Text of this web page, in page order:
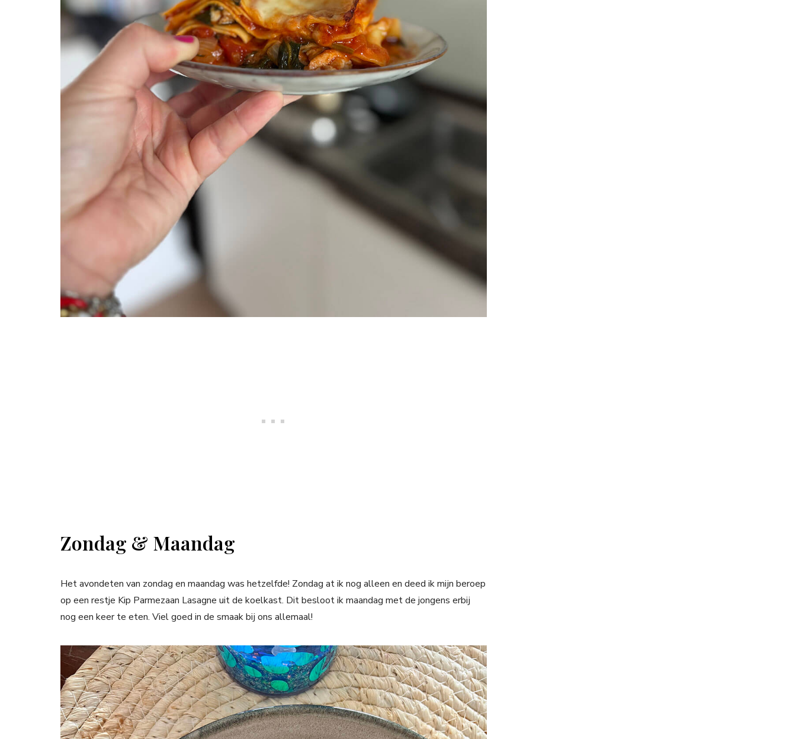
Zondag & Maandag
Het avondeten van zondag en maandag was hetzelfde! Zondag at ik nog alleen en deed ik mijn beroep
op een restje Kip Parmezaan Lasagne uit de koelkast. Dit besloot ik maandag met de jongens erbij
nog een keer te eten. Viel goed in de smaak bij ons allemaal!